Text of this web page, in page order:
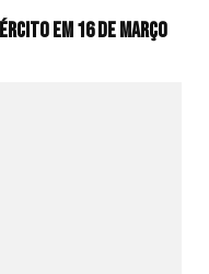
em 16 de março